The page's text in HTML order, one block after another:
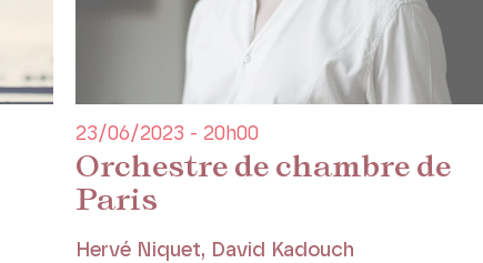
Orchestre de chambre de
Paris
23/06/2023 - 20h00
Hervé Niquet, David Kadouch